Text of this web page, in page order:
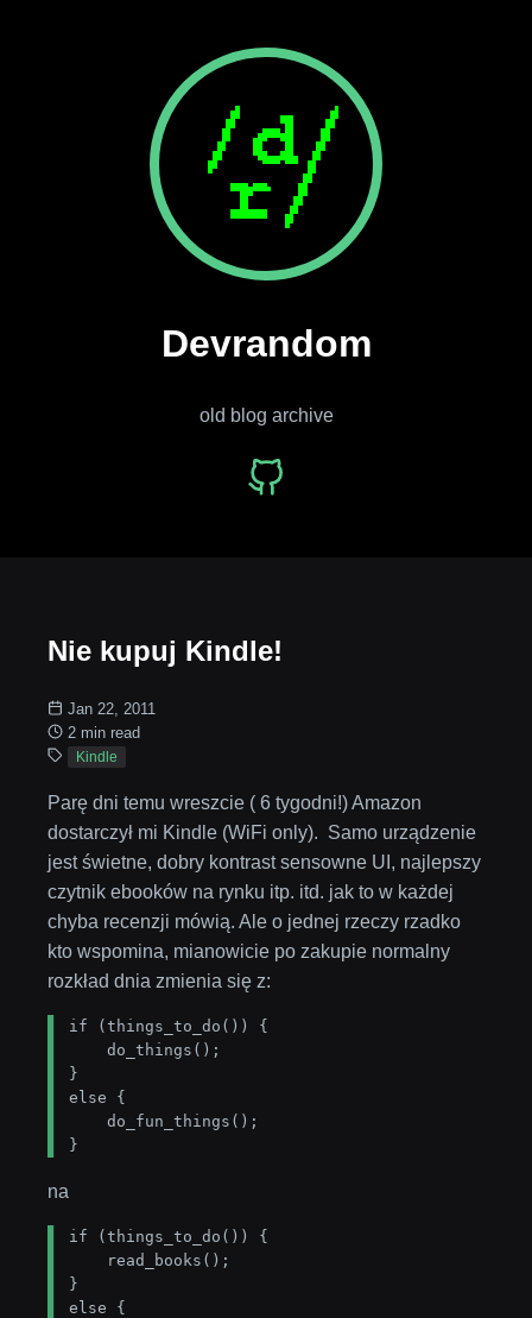
Devrandom
old blog archive
Nie kupuj Kindle!
Jan 22, 2011
2 min read
Kindle
Parę dni temu wreszcie ( 6 tygodni!) Amazon
dostarczył mi Kindle (WiFi only). Samo urządzenie
jest świetne, dobry kontrast sensowne UI, najlepszy
czytnik ebooków na rynku itp. itd. jak to w każdej
chyba recenzji mówią. Ale o jednej rzeczy rzadko
kto wspomina, mianowicie po zakupie normalny
rozkład dnia zmienia się z:
if (things_to_do()) {
    do_things();
}
else {
    do_fun_things();
}
na
if (things_to_do()) {
    read_books();
}
else {